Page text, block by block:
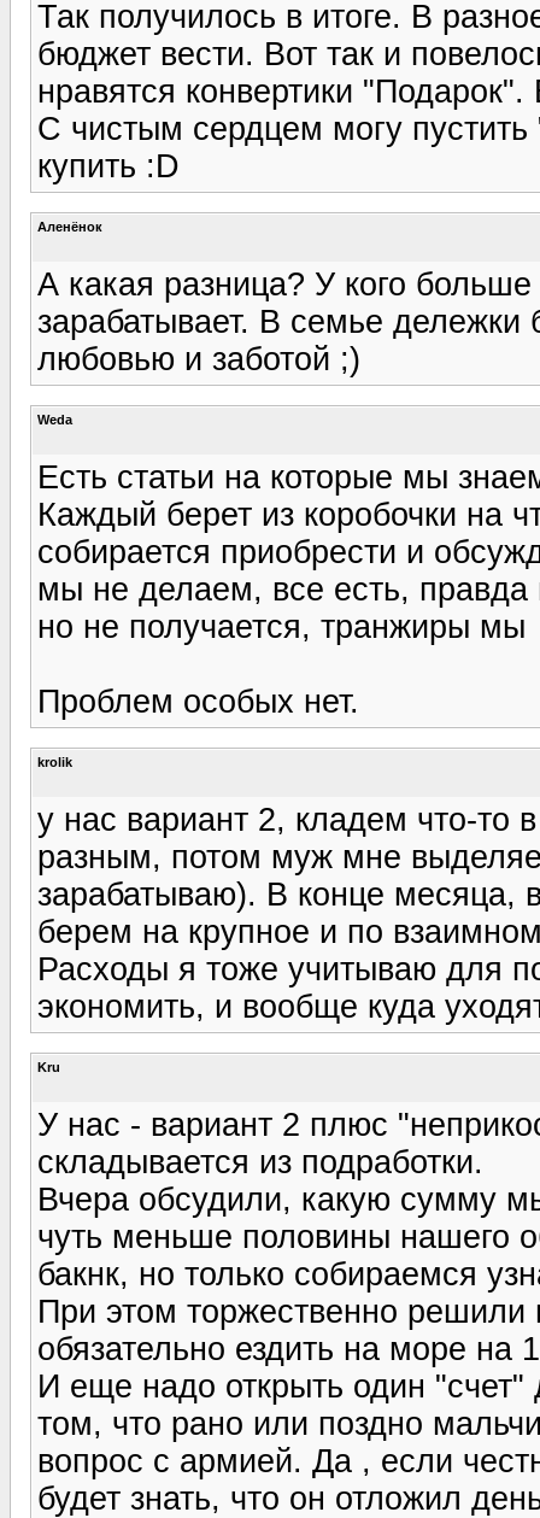
Так получилось в итоге. В
бюджет вести. Вот так и
нравятся конвертики
С чистым сердцем могу
купить :D
Аленёнок
А какая разница? У кого
зарабатывает. В семье
любовью и заботой ;)
Weda
Есть статьи на которые мы
Каждый берет из коробочки на
собирается приобрести и
мы не делаем, все есть, правда
но не получается, транжиры мы
Проблем особых нет.
krolik
у нас вариант 2, кладем что-то
разным, потом муж мне
зарабатываю). В конце месяца,
берем на крупное и по
Расходы я тоже учитываю для
экономить, и вообще куда
Kru
У нас - вариант 2 плюс
складывается из подработки.
Вчера обсудили, какую сумму
чуть меньше половины нашего
бакнк, но только собираемся
При этом торжественно
обязательно ездить на море на
И еще надо открыть один
том, что рано или поздно
вопрос с армией. Да , если
будет знать, что он отложил